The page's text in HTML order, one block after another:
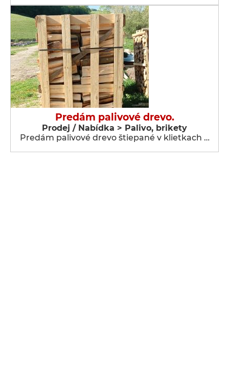
Predám palivové drevo.
Prodej / Nabídka > Palivo, brikety
Predám palivové drevo štiepané v klietkach …